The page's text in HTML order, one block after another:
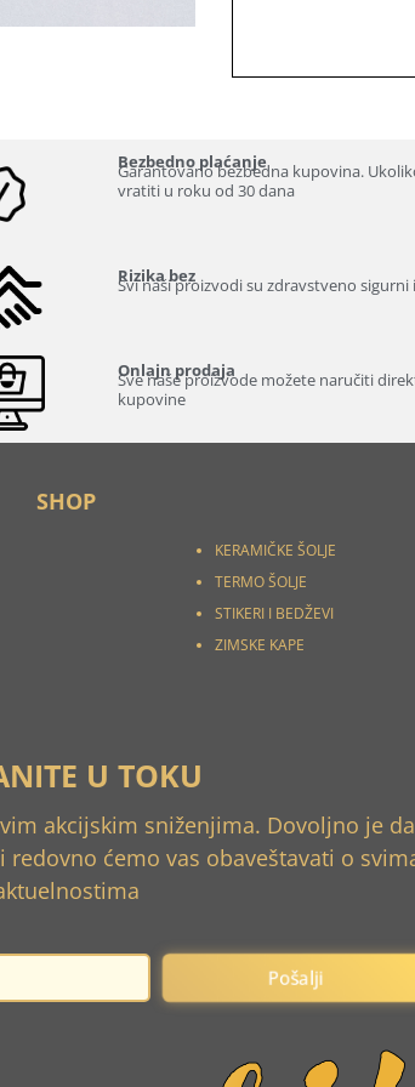
Bezbedno plaćanje
Garantovano bezbedna kupovina.
vratiti u roku od 30 dana
Rizika bez
Svi naši proizvodi su zdravstveno
Onlajn prodaja
Sve naše proizvode možete naručiti
kupovine
SHOP
KERAMIČKE ŠOLJE
TERMO ŠOLJE
STIKERI I BEDŽEVI
ZIMSKE KAPE
U TOKU
akcijskim sniženjima. Dovoljno je
ćemo vas obaveštavati o
Pošalji